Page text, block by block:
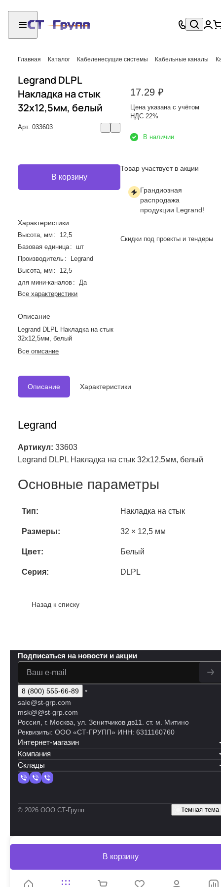
Главная Каталог Кабеленесущие системы Кабельные каналы
Legrand DLPL
Накладка на стык
32х12,5мм, белый
Арт. 033603
В корзину
Характеристики
Высота, мм :
12,5
Базовая единица :
шт
Производитель :
Legrand
Высота, мм :
12,5
для мини-каналов :
Да
Все характеристики
Описание
Legrand DLPL Накладка на стык
32х12,5мм, белый
Все описание
17.29 ₽
Цена указана с учётом
НДС 22%
В наличии
Товар участвует в акции
Грандиозная
распродажа
продукции Legrand!
Скидки под проекты и тендеры
Описание Характеристики
Legrand
Артикул: 33603
Legrand DLPL Накладка на стык 32х12,5мм, белый
Основные параметры
Тип: Накладка на стык
Размеры: 32 × 12,5 мм
Цвет: Белый
Серия: DLPL
Назад к списку
В корзину
Подписаться на новости и акции
8 (800) 555-66-89
sale@st-grp.com
msk@@st-grp.com
Россия, г. Москва, ул. Зенитчиков дв11. ст. м. Митино
Реквизиты: ООО «СТ-ГРУПП» ИНН: 6311160760
Интернет-магазин
Компания
Склады
© 2026 ООО СТ-Групп Темная тема